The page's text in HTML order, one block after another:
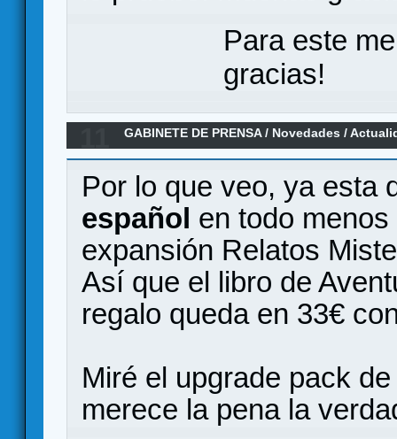
Para este
gracias!
GABINETE DE PRENSA/ Novedades /
Por lo que veo, ya esta
español en todo
expansión Relatos
Así que el libro de
regalo queda en 33€
Miré el upgrade pack
merece la pena la